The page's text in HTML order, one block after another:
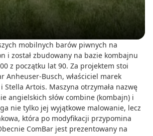
mobilnych barów piwnych na
i został zbudowany na bazie kombajnu
z początku lat 90. Za projektem stoi
Anheuser-Busch, właściciel marek
Stella Artois. Maszyna otrzymała nazwę
angielskich słów combine (kombajn) i
nie tylko jej wyjątkowe malowanie, lecz
która po modyfikacji przypomina
ComBar jest prezentowany na